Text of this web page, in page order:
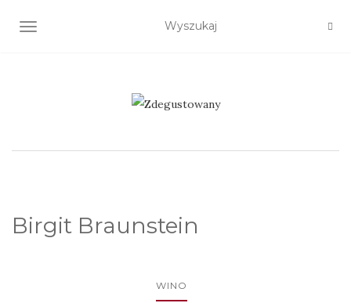
TOGGLE NAVIGATION
Birgit Braunstein
WINO